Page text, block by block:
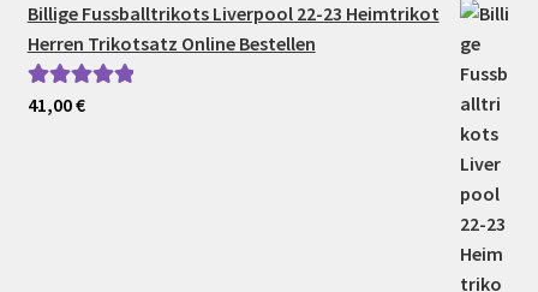
Billige Fussballtrikots Liverpool 22-23 Heimtrikot
Herren Trikotsatz Online Bestellen
Bewertet mit
41,00€